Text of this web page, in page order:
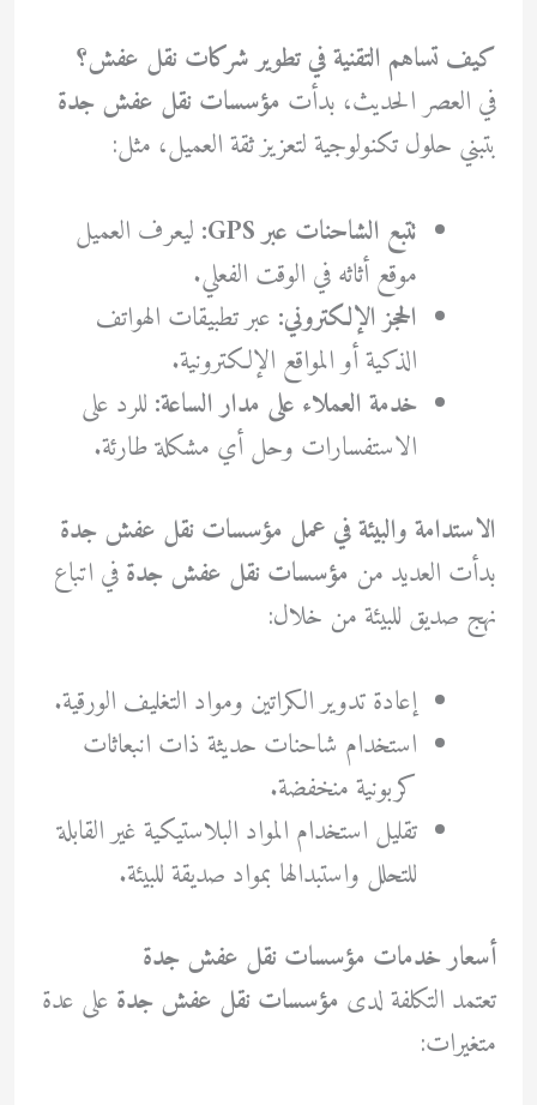
كيف تساهم التقنية في تطوير شركات نقل عفش؟
في العصر الحديث، بدأت مؤسسات نقل عفش جدة
بتبني حلول تكنولوجية لتعزيز ثقة العميل، مثل:
تتبع الشاحنات عبر GPS:
ليعرف العميل
موقع أثاثه في الوقت الفعلي.
الحجز الإلكتروني: عبر تطبيقات الهواتف
الذكية أو المواقع الإلكترونية.
خدمة العملاء على مدار الساعة: للرد على
الاستفسارات وحل أي مشكلة طارئة.
الاستدامة والبيئة في عمل مؤسسات نقل عفش جدة
بدأت العديد من مؤسسات نقل عفش جدةفي اتباع
نهج صديق للبيئة من خلال:
إعادة تدوير الكراتين ومواد التغليف الورقية.
استخدام شاحنات حديثة ذات انبعاثات
كربونية منخفضة.
تقليل استخدام المواد البلاستيكية غير القابلة
للتحلل واستبدالها بمواد صديقة للبيئة.
أسعار خدمات مؤسسات نقل عفش جدة
تعتمد التكلفة لدى مؤسسات نقل عفش جدة على عدة
متغيرات: